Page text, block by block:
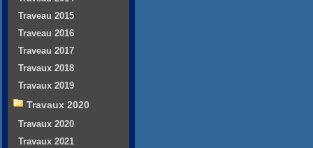
Traveau 2015
Traveau 2016
Traveau 2017
Travaux 2018
Travaux 2019
Travaux 2020
Travaux 2020
Travaux 2021